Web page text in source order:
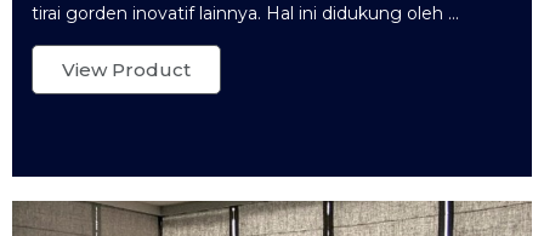
tirai gorden inovatif lainnya. Hal ini didukung oleh ...
View Product